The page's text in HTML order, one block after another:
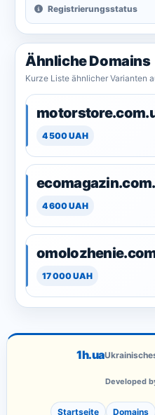
Registrierungsstatus
Ähnliche Domains
Kurze Liste ähnlicher Varianten
4 500 UAH
4 600 UAH
17 000 UAH
1h.ua
Developed
Startseite Domains